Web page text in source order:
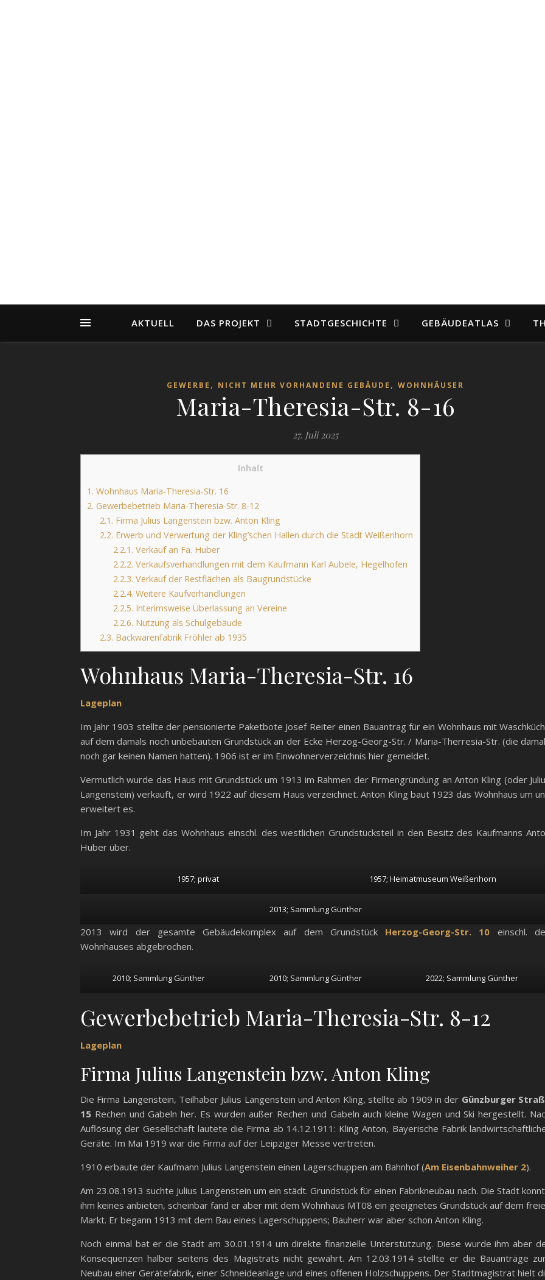
AKTUELL DAS PROJEKT STADTGESCHICHTE GEBÄUDEATLAS
GEWERBE , NICHT MEHR VORHANDENE GEBÄUDE , WOHNHÄUSER
Maria-Theresia-Str. 8-16
27. Juli 2025
Inhalt
1. Wohnhaus Maria-Theresia-Str. 16
2. Gewerbebetrieb Maria-Theresia-Str. 8-12
2.1. Firma Julius Langenstein bzw. Anton Kling
2.2. Erwerb und Verwertung der Kling’schen Hallen durch die Stadt Weißenhorn
2.2.1. Verkauf an Fa. Huber
2.2.2. Verkaufsverhandlungen mit dem Kaufmann Karl Aubele, Hegelhofen
2.2.3. Verkauf der Restflächen als Baugrundstücke
2.2.4. Weitere Kaufverhandlungen
2.2.5. Interimsweise Überlassung an Vereine
2.2.6. Nutzung als Schulgebäude
2.3. Backwarenfabrik Fröhler ab 1935
Wohnhaus Maria-Theresia-Str. 16
Lageplan
Im Jahr 1903 stellte der pensionierte Paketbote Josef Reiter einen Bauantrag für ein Wohnhaus mit
auf dem damals noch unbebauten Grundstück an der Ecke Herzog-Georg-Str. / Maria-Therresia-Str. (die
noch gar keinen Namen hatten). 1906 ist er im Einwohnerverzeichnis hier gemeldet.
Vermutlich wurde das Haus mit Grundstück um 1913 im Rahmen der Firmengründung an Anton Kling (oder
Langenstein) verkauft, er wird 1922 auf diesem Haus verzeichnet. Anton Kling baut 1923 das Wohnhaus um
erweitert es.
Im Jahr 1931 geht das Wohnhaus einschl. des westlichen Grundstücksteil in den Besitz des Kaufmanns
Huber über.
1957; privat 1957; Heimatmuseum Weißenhorn
2013; Sammlung Günther
2013 wird der gesamte Gebäudekomplex auf dem Grundstück Herzog-Georg-Str. 10
einschl.
Wohnhauses abgebrochen.
2010; Sammlung Günther 2010; Sammlung Günther 2022; Sammlung Günther
Gewerbebetrieb Maria-Theresia-Str. 8-12
Lageplan
Firma Julius Langenstein bzw. Anton Kling
Die Firma Langenstein, Teilhaber Julius Langenstein und Anton Kling, stellte ab 1909 in der Günzburger
15 Rechen und Gabeln her. Es wurden außer Rechen und Gabeln auch kleine Wagen und Ski hergestellt.
Auflösung der Gesellschaft lautete die Firma ab 14.12.1911: Kling Anton, Bayerische Fabrik
Geräte. Im Mai 1919 war die Firma auf der Leipziger Messe vertreten.
1910 erbaute der Kaufmann Julius Langenstein einen Lagerschuppen am Bahnhof (Am Eisenbahnweiher 2).
Am 23.08.1913 suchte Julius Langenstein um ein städt. Grundstück für einen Fabrikneubau nach. Die Stadt
ihm keines anbieten, scheinbar fand er aber mit dem Wohnhaus MT08 ein geeignetes Grundstück auf dem
Markt. Er begann 1913 mit dem Bau eines Lagerschuppens; Bauherr war aber schon Anton Kling.
Noch einmal bat er die Stadt am 30.01.1914 um direkte finanzielle Unterstützung. Diese wurde ihm aber
Konsequenzen halber seitens des Magistrats nicht gewährt. Am 12.03.1914 stellte er die Bauanträge
Neubau einer Gerätefabrik, einer Schneideanlage und eines offenen Holzschuppens. Der Stadtmagistrat hielt